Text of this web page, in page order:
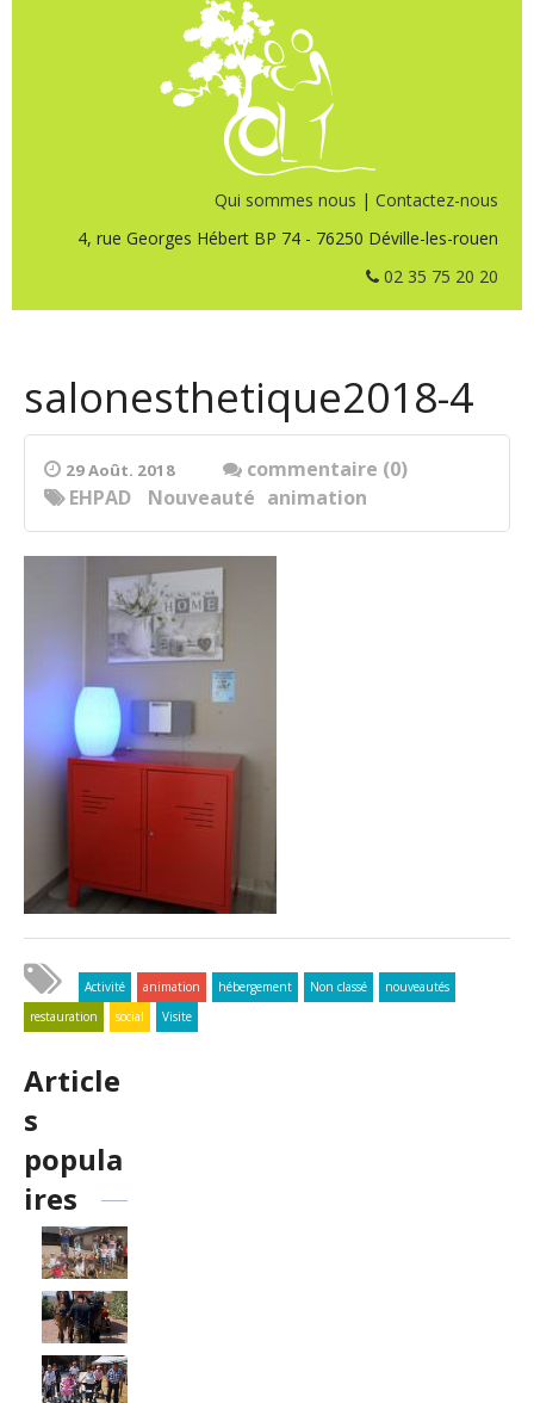
Qui sommes nous | Contactez-nous
4, rue Georges Hébert BP 74 - 76250 Déville-les-rouen
02 35 75 20 20
salonesthetique2018-4
29 Août. 2018
commentaire (0)
animation
EHPAD Nouveauté
Activité animation hébergement Non classé
nouveautés
restauration
social Visite
Article
s
popula
ires